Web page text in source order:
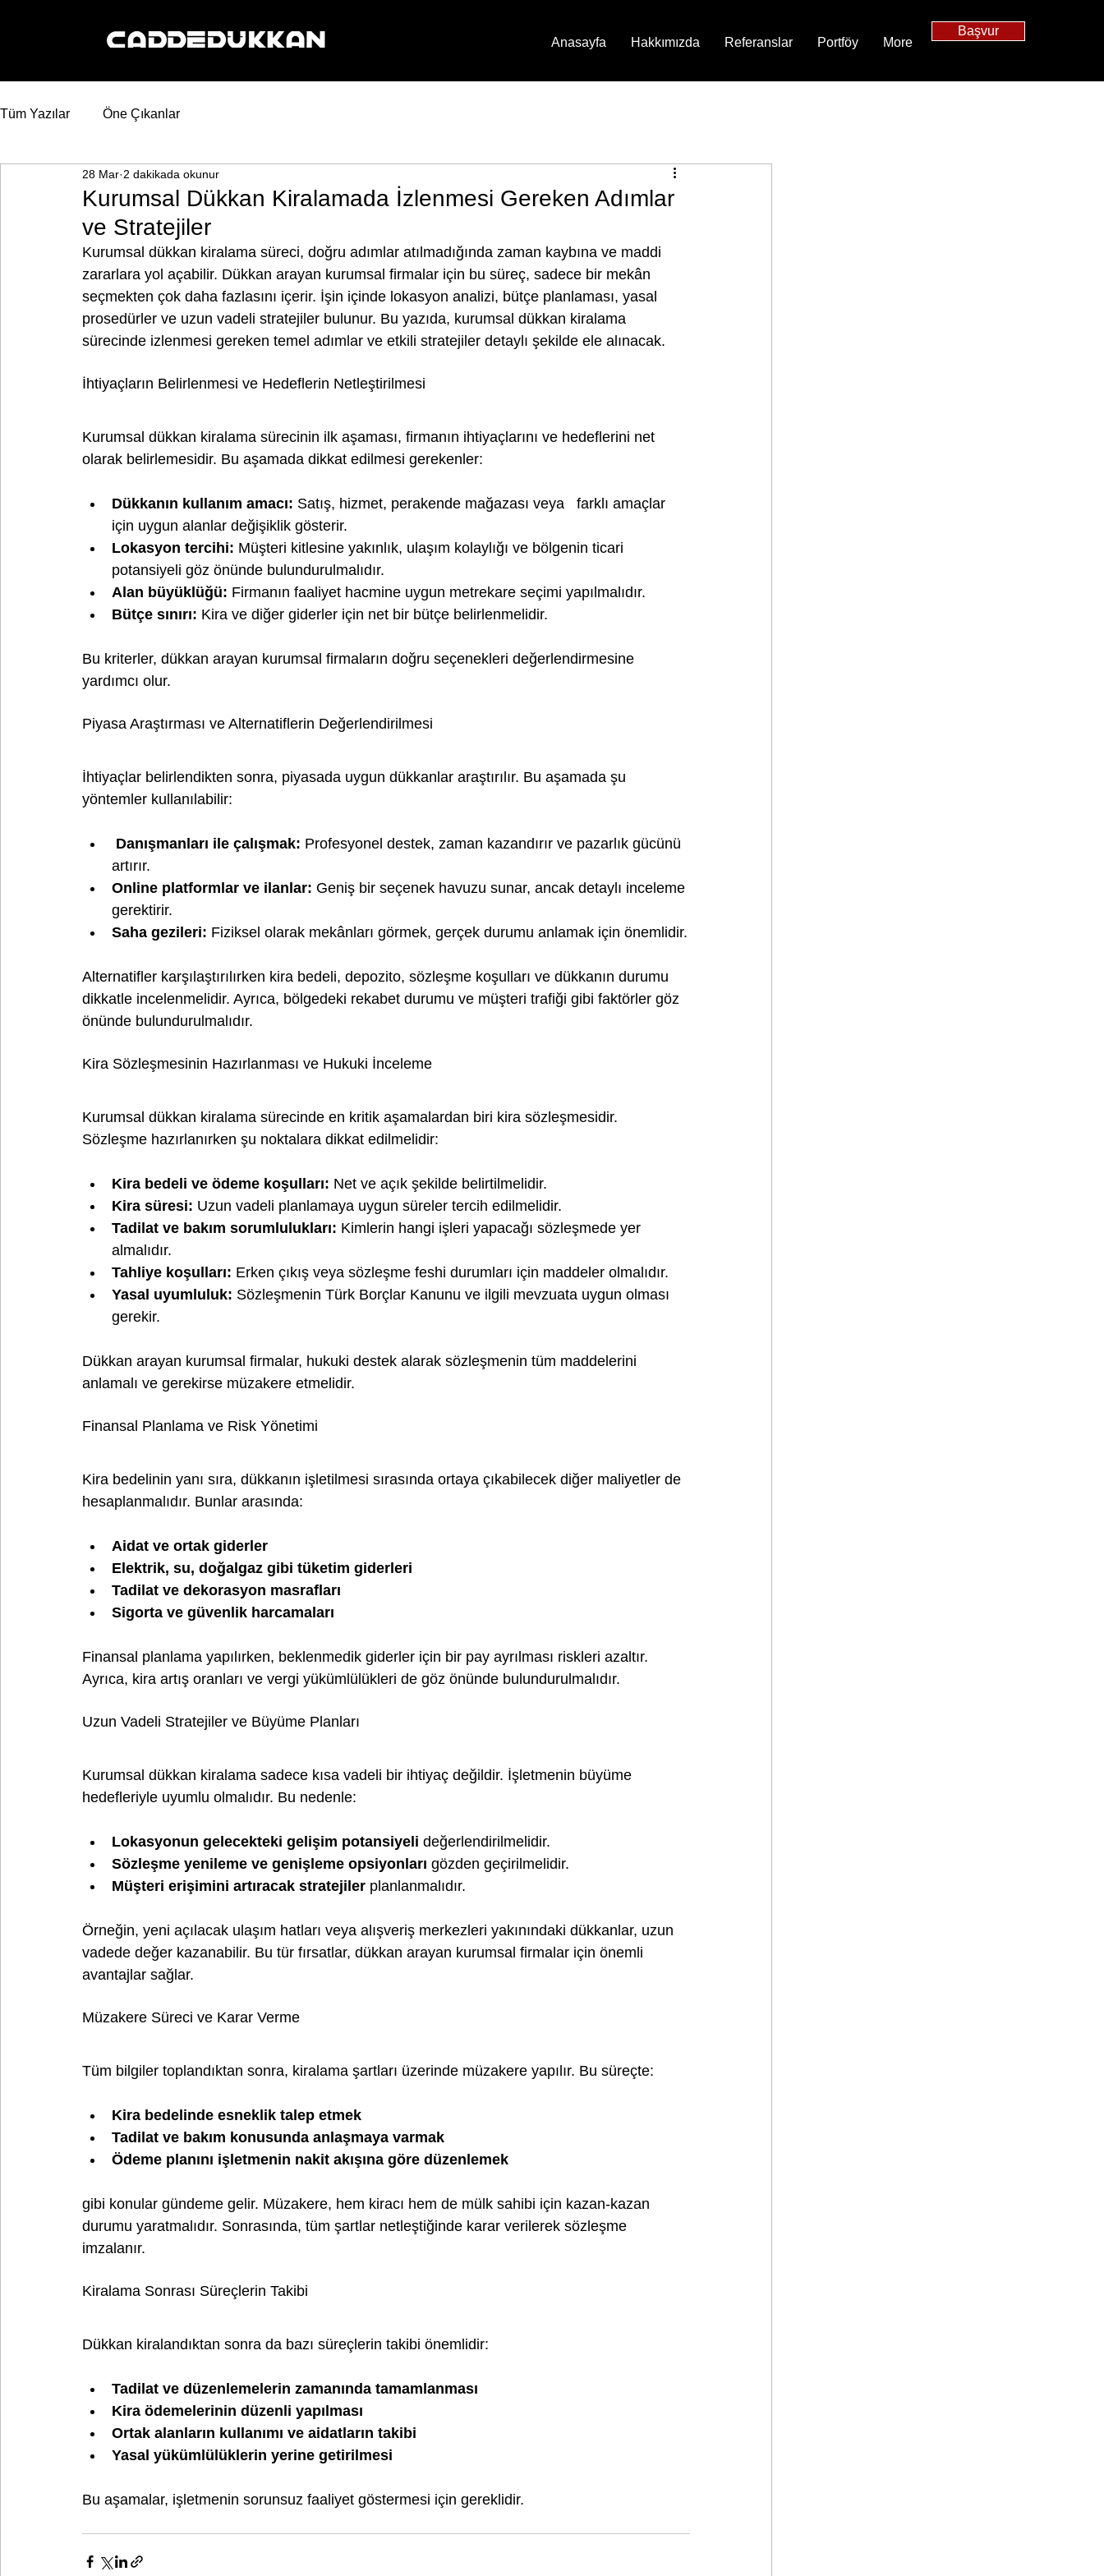
Anasayfa Hakkımızda Referanslar Portföy More
Başvur
Tüm Yazılar Öne Çıkanlar
Kurumsal Dükkan Kiralamada İzlenmesi Gereken Adımlar
ve Stratejiler
28 Mar 2 dakikada okunur
Kurumsal dükkan kiralama süreci, doğru adımlar atılmadığında zaman kaybına ve maddi
zararlara yol açabilir. Dükkan arayan kurumsal firmalar için bu süreç, sadece bir mekân
seçmekten çok daha fazlasını içerir. İşin içinde lokasyon analizi, bütçe planlaması, yasal
prosedürler ve uzun vadeli stratejiler bulunur. Bu yazıda, kurumsal dükkan kiralama
sürecinde izlenmesi gereken temel adımlar ve etkili stratejiler detaylı şekilde ele alınacak.
İhtiyaçların Belirlenmesi ve Hedeflerin Netleştirilmesi
Kurumsal dükkan kiralama sürecinin ilk aşaması, firmanın ihtiyaçlarını ve hedeflerini net
olarak belirlemesidir. Bu aşamada dikkat edilmesi gerekenler:
Dükkanın kullanım amacı: Satış, hizmet, perakende mağazası veya   farklı amaçlar
için uygun alanlar değişiklik gösterir.
Lokasyon tercihi: Müşteri kitlesine yakınlık, ulaşım kolaylığı ve bölgenin ticari
potansiyeli göz önünde bulundurulmalıdır.
Alan büyüklüğü: Firmanın faaliyet hacmine uygun metrekare seçimi yapılmalıdır.
Bütçe sınırı: Kira ve diğer giderler için net bir bütçe belirlenmelidir.
Bu kriterler, dükkan arayan kurumsal firmaların doğru seçenekleri değerlendirmesine
yardımcı olur.
Piyasa Araştırması ve Alternatiflerin Değerlendirilmesi
İhtiyaçlar belirlendikten sonra, piyasada uygun dükkanlar araştırılır. Bu aşamada şu
yöntemler kullanılabilir:
Danışmanları ile çalışmak: Profesyonel destek, zaman kazandırır ve pazarlık gücünü
artırır.
Online platformlar ve ilanlar: Geniş bir seçenek havuzu sunar, ancak detaylı inceleme
gerektirir.
Saha gezileri: Fiziksel olarak mekânları görmek, gerçek durumu anlamak için önemlidir.
Alternatifler karşılaştırılırken kira bedeli, depozito, sözleşme koşulları ve dükkanın durumu
dikkatle incelenmelidir. Ayrıca, bölgedeki rekabet durumu ve müşteri trafiği gibi faktörler göz
önünde bulundurulmalıdır.
Kira Sözleşmesinin Hazırlanması ve Hukuki İnceleme
Kurumsal dükkan kiralama sürecinde en kritik aşamalardan biri kira sözleşmesidir.
Sözleşme hazırlanırken şu noktalara dikkat edilmelidir:
Kira bedeli ve ödeme koşulları: Net ve açık şekilde belirtilmelidir.
Kira süresi: Uzun vadeli planlamaya uygun süreler tercih edilmelidir.
Tadilat ve bakım sorumlulukları: Kimlerin hangi işleri yapacağı sözleşmede yer
almalıdır.
Tahliye koşulları: Erken çıkış veya sözleşme feshi durumları için maddeler olmalıdır.
Yasal uyumluluk: Sözleşmenin Türk Borçlar Kanunu ve ilgili mevzuata uygun olması
gerekir.
Dükkan arayan kurumsal firmalar, hukuki destek alarak sözleşmenin tüm maddelerini
anlamalı ve gerekirse müzakere etmelidir.
Finansal Planlama ve Risk Yönetimi
Kira bedelinin yanı sıra, dükkanın işletilmesi sırasında ortaya çıkabilecek diğer maliyetler de
hesaplanmalıdır. Bunlar arasında:
Aidat ve ortak giderler
Elektrik, su, doğalgaz gibi tüketim giderleri
Tadilat ve dekorasyon masrafları
Sigorta ve güvenlik harcamaları
Finansal planlama yapılırken, beklenmedik giderler için bir pay ayrılması riskleri azaltır.
Ayrıca, kira artış oranları ve vergi yükümlülükleri de göz önünde bulundurulmalıdır.
Uzun Vadeli Stratejiler ve Büyüme Planları
Kurumsal dükkan kiralama sadece kısa vadeli bir ihtiyaç değildir. İşletmenin büyüme
hedefleriyle uyumlu olmalıdır. Bu nedenle:
Lokasyonun gelecekteki gelişim potansiyeli değerlendirilmelidir.
Sözleşme yenileme ve genişleme opsiyonları gözden geçirilmelidir.
Müşteri erişimini artıracak stratejiler planlanmalıdır.
Örneğin, yeni açılacak ulaşım hatları veya alışveriş merkezleri yakınındaki dükkanlar, uzun
vadede değer kazanabilir. Bu tür fırsatlar, dükkan arayan kurumsal firmalar için önemli
avantajlar sağlar.
Müzakere Süreci ve Karar Verme
Tüm bilgiler toplandıktan sonra, kiralama şartları üzerinde müzakere yapılır. Bu süreçte:
Kira bedelinde esneklik talep etmek
Tadilat ve bakım konusunda anlaşmaya varmak
Ödeme planını işletmenin nakit akışına göre düzenlemek
gibi konular gündeme gelir. Müzakere, hem kiracı hem de mülk sahibi için kazan-kazan
durumu yaratmalıdır. Sonrasında, tüm şartlar netleştiğinde karar verilerek sözleşme
imzalanır.
Kiralama Sonrası Süreçlerin Takibi
Dükkan kiralandıktan sonra da bazı süreçlerin takibi önemlidir:
Tadilat ve düzenlemelerin zamanında tamamlanması
Kira ödemelerinin düzenli yapılması
Ortak alanların kullanımı ve aidatların takibi
Yasal yükümlülüklerin yerine getirilmesi
Bu aşamalar, işletmenin sorunsuz faaliyet göstermesi için gereklidir.